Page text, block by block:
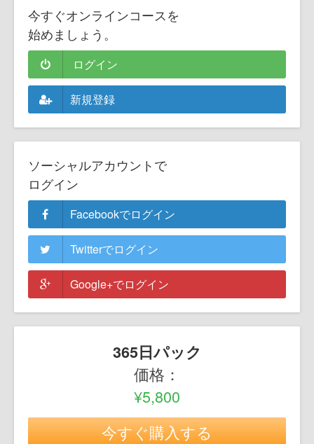
今すぐオンラインコースを
始めましょう。
ログイン
新規登録
ソーシャルアカウントで
ログイン
Facebookでログイン
Twitterでログイン
Google+でログイン
365日パック
価格：
¥5,800
今すぐ購入する